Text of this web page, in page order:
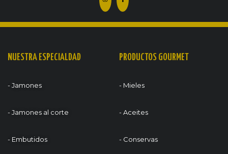
NUESTRA ESPECIALDAD
- Jamones
- Jamones al corte
- Embutidos
PRODUCTOS GOURMET
- Mieles
- Aceites
- Conservas